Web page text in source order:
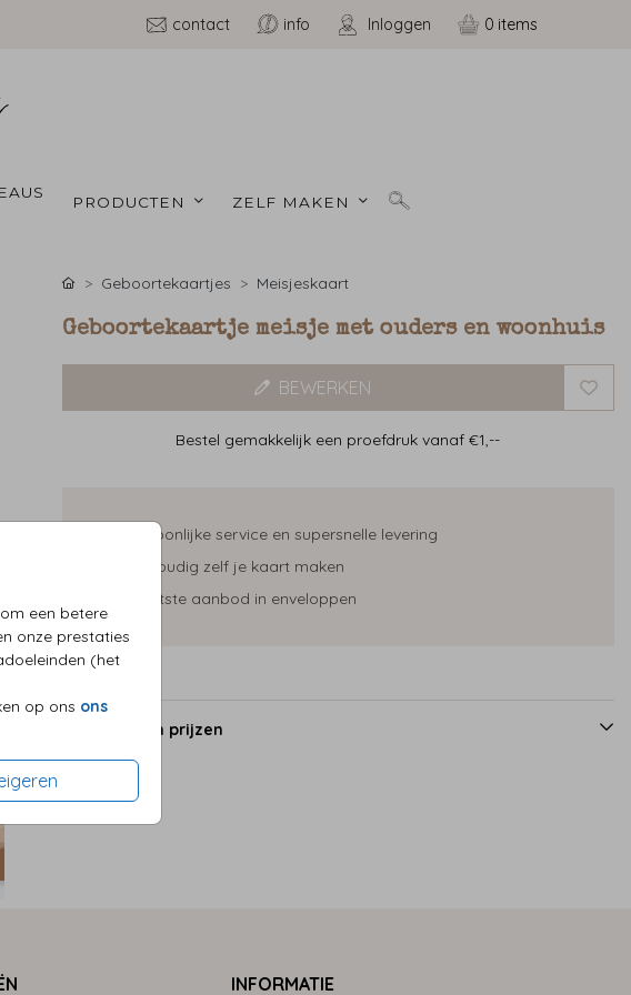
contact info Inloggen 0
PRODUCTEN ZELF MAKEN
een betere
onze prestaties
(het
op ons ons
Geboortekaartjes Meisjeskaart
Geboortekaartje meisje met ouders en woonhuis
BEWERKEN
Bestel gemakkelijk een proefdruk vanaf €1,--
Persoonlijke service en supersnelle levering
Eenvoudig zelf je kaart maken
Grootste aanbod in enveloppen
Formaten en prijzen
INFORMATIE